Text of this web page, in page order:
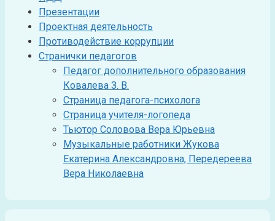
Презентации
Проектная деятельность
Противодействие коррупции
Странички педагогов
Педагог дополнительного образования
Ковалева З. В.
Страница педагога-психолога
Страница учителя-логопеда
Тьютор Соловова Вера Юрьевна
Музыкальные работники Жукова
Екатерина Александровна, Передереева
Вера Николаевна